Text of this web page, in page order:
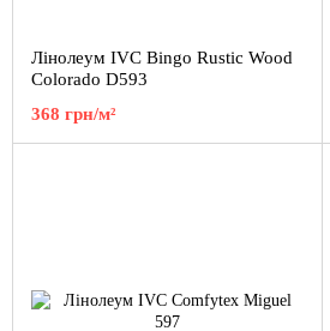
Лінолеум IVC Bingo Rustic Wood
Colorado D593
368 грн/м²